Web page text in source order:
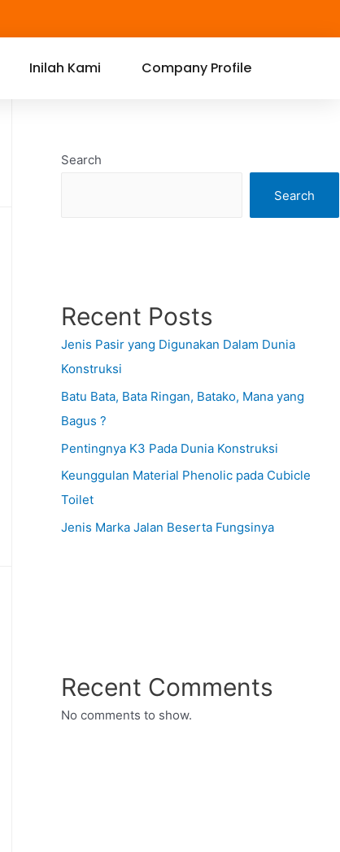
Inilah Kami Company Profile
Search
Search
Recent Posts
Jenis Pasir yang Digunakan Dalam Dunia
Konstruksi
Batu Bata, Bata Ringan, Batako, Mana yang
Bagus ?
Pentingnya K3 Pada Dunia Konstruksi
Keunggulan Material Phenolic pada Cubicle
Toilet
Jenis Marka Jalan Beserta Fungsinya
Recent Comments
No comments to show.